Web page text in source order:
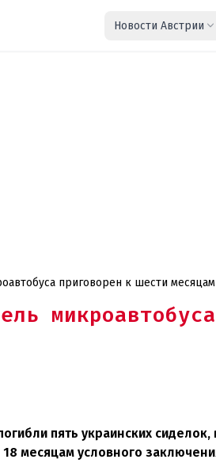
Новости Австрии
приговорен к шести
микроавтобуса
пять украинских сиделок,
месяцам условного